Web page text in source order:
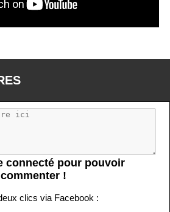
connecté pour pouvoir
commenter !
clics via Facebook :